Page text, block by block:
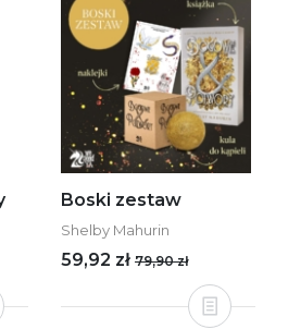
Boski zestaw
Shelby Mahurin
59,92 zł 79,90 zł